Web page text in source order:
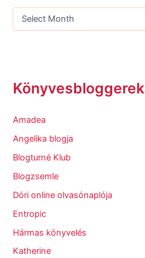
Könyvesbloggerek
Amadea
Angelika blogja
Blogturné Klub
Blogzsemle
Dóri online olvasónaplója
Entropic
Hármas könyvelés
Katherine